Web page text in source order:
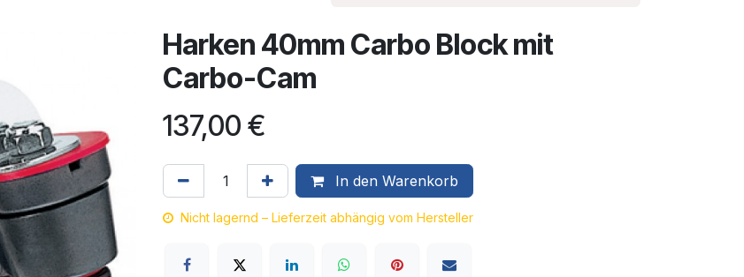
Harken 40mm Carbo Block mit
Carbo-Cam
137,00 €
In den Warenkorb
Nicht lagernd – Lieferzeit abhängig vom Hersteller